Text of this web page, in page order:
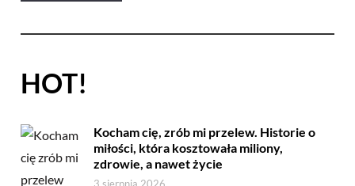
HOT!
Kocham cię, zrób mi przelew. Historie o
miłości, która kosztowała miliony,
zdrowie, a nawet życie